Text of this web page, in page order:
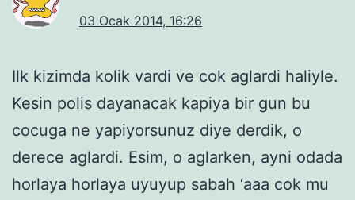
03 Ocak 2014, 16:26
Ilk kizimda kolik vardi ve cok aglardi haliyle.
Kesin polis dayanacak kapiya bir gun bu
cocuga ne yapiyorsunuz diye derdik, o
derece aglardi. Esim, o aglarken, ayni odada
horlaya horlaya uyuyup sabah ‘aaa cok mu